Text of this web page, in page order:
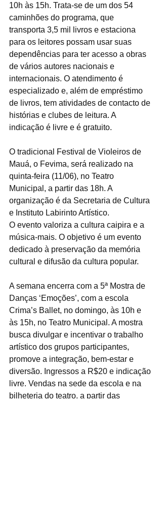
10h às 15h. Trata-se de um dos 54
caminhões do programa, que
transporta 3,5 mil livros e estaciona
para os leitores possam usar suas
dependências para ter acesso a obras
de vários autores nacionais e
internacionais. O atendimento é
especializado e, além de empréstimo
de livros, tem atividades de contacto de
histórias e clubes de leitura. A
indicação é livre e é gratuito.
O tradicional Festival de Violeiros de
Mauá, o Fevima, será realizado na
quinta-feira (11/06), no Teatro
Municipal, a partir das 18h. A
organização é da Secretaria de Cultura
e Instituto Labirinto Artístico.
O evento valoriza a cultura caipira e a
música-mais. O objetivo é um evento
dedicado à preservação da memória
cultural e difusão da cultura popular.
A semana encerra com a 5ª Mostra de
Danças ‘Emoções’, com a escola
Crima’s Ballet, no domingo, às 10h e
às 15h, no Teatro Municipal. A mostra
busca divulgar e incentivar o trabalho
artístico dos grupos participantes,
promove a integração, bem-estar e
diversão. Ingressos a R$20 e indicação
livre. Vendas na sede da escola e na
bilheteria do teatro, a partir das